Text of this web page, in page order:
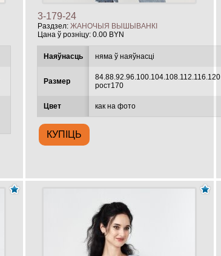
3-179-24
Раздзел: ЖАНОЧЫЯ ВЫШЫВАНКІ
Цана ў розніцу: 0.00 BYN
Наяўнасць няма ў наяўнасці
Размер
84.88.92.96.100.104.108.112.116.120
рост170
Цвет как на фото